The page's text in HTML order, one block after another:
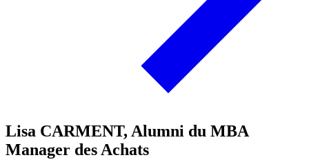
Lisa CARMENT, Alumni du MBA
Manager des Achats